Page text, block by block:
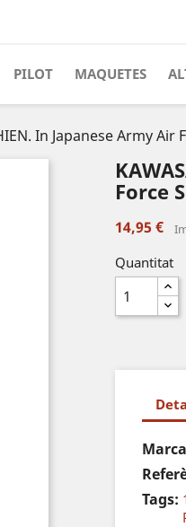
PILOT MAQUETES
In Japanese Army Air
Force
14,95 €
Quantitat
Marca
Tags: